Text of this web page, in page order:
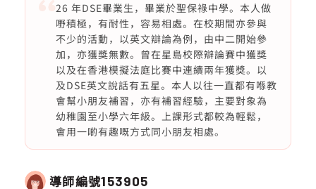
26 年DSE畢業生，畢業於聖保祿中學。本人做
嘢積極，有耐性，容易相處。在校期間亦參與
不少的活動，以英文辯論為例，由中二開始參
加，亦獲獎無數。曾在星島校際辯論賽中獲獎
以及在香港模擬法庭比賽中連續兩年獲獎。以
及DSE英文說話有五星。本人以往一直都有喺教
會幫小朋友補習，亦有補習經驗，主要對象為
幼稚園至小學六年級。上課形式都較為輕鬆，
會用一啲有趣嘅方式同小朋友相處。
導師編號153905